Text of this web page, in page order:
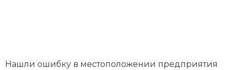
Нашли ошибку в местоположении предприятия